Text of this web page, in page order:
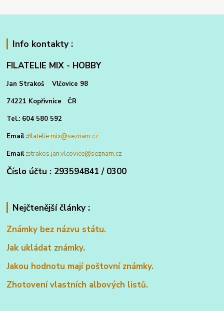
Info kontakty :
FILATELIE MIX - HOBBY
Jan Strakoš Vlčovice 98
74221 Kopřivnice ČR
Tel.: 604 580 592
Email :filatelie.mix@seznam.cz
Email :strakos.jan.vlcovice@seznam.cz
Číslo účtu : 293594841 / 0300
Nejčtenější články :
Známky bez názvu státu.
Jak ukládat známky.
Jakou hodnotu mají poštovní známky.
Zhotovení vlastních albových listů.